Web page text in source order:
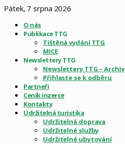
Pátek, 7 srpna 2026
O nás
Publikace TTG
Tištěná vydání TTG
MICE
Newslettery TTG
Newslettery TTG – Archiv
Přihlaste se k odběru
Partneři
Ceník inzerce
Kontakty
Udržitelná turistika
Udržitelná doprava
Udržitelné služby
Udržitelné ubytování